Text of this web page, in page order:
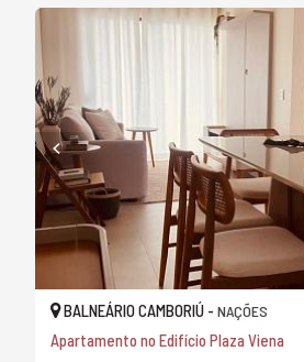
BALNEÁRIO CAMBORIÚ - NAÇÕES
Apartamento no Edifício Plaza Viena